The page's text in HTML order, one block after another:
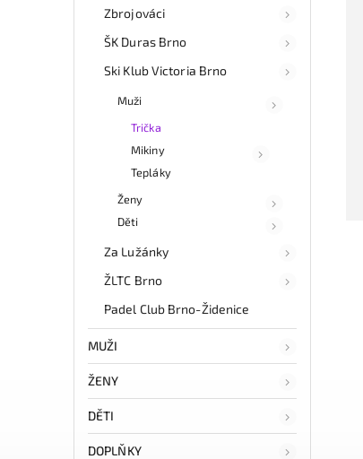
Zbrojováci
ŠK Duras Brno
Ski Klub Victoria Brno
Muži
Trička
Mikiny
Tepláky
Ženy
Děti
Za Lužánky
ŽLTC Brno
Padel Club Brno-Židenice
MUŽI
ŽENY
DĚTI
DOPLŇKY